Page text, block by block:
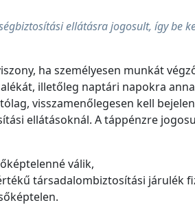
ellátásra jogosult, így be
ha személyesen munkát
illetőleg naptári napokra
visszamenőlegesen kell
ellátásoknál. A táppénzre
válik,
társadalombiztosítási járulék